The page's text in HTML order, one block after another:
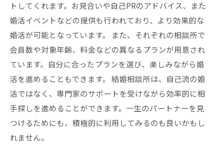
トしてくれます。お見合いや自己PRのアドバイス、また
婚活イベントなどの提供も行われており、より効果的な
婚活が可能となっています。 また、それぞれの相談所で
会員数や対象年齢、料金などの異なるプランが用意され
ています。自分に合ったプランを選び、楽しみながら婚
活を進めることもできます。 結婚相談所は、自己流の婚
活ではなく、専門家のサポートを受けながら効率的に相
手探しを進めることができます。一生のパートナーを見
つけるためにも、積極的に利用してみるのも良いかもし
れません。